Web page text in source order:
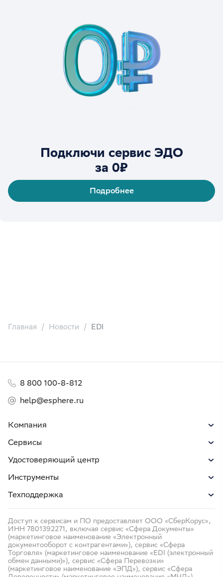
Подключи сервис ЭДО
за 0₽
Подробнее
Главная Новости EDI
Компания
Сервисы
Удостоверяющий центр
Инструменты
Техподдержка
8 800 100-8-812
help@esphere.ru
Доступ к сервисам и ПО предоставляет ООО «СберКорус»,
ИНН 7801392271, включая сервис «Сфера Документы»
(маркетинговое наименование «Электронный
документооборот с контрагентами»), сервис «Сфера
Торговля» (маркетинговое наименование «EDI (электронный
обмен данными)»), сервис «Сфера Перевозки»
(маркетинговое наименование «ЭПД»), сервис «Сфера